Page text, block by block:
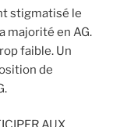
stigmatisé le
majorité en AG.
faible. Un
de